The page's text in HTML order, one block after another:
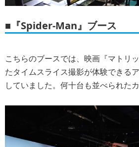
■『Spider-Man』ブース
こちらのブースでは、映画『マトリ
たタイムスライス撮影が体験できる
していました。何十台も並べられた